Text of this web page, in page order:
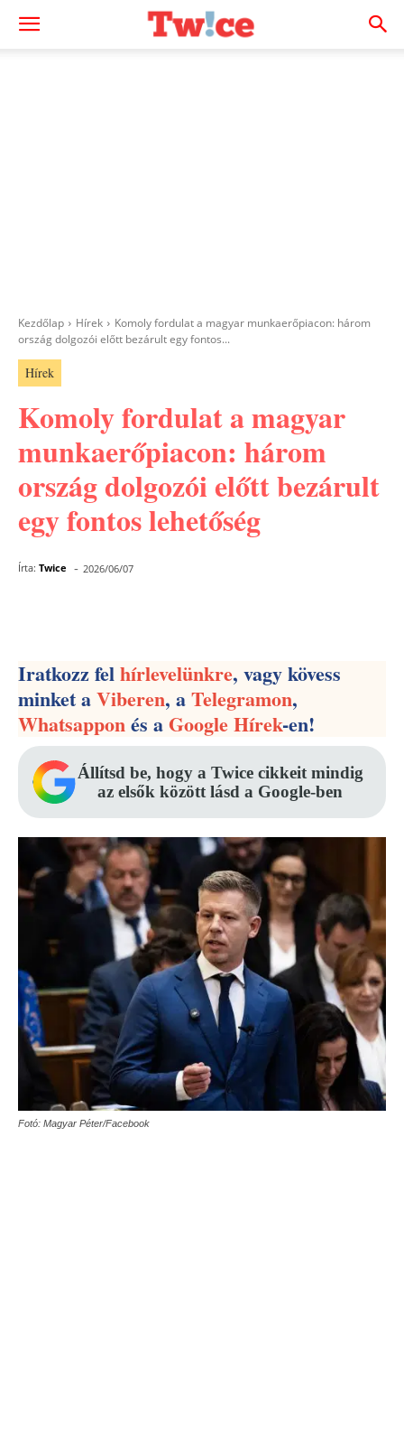
Kezdőlap Hírek
Komoly fordulat a magyar munkaerőpiacon: három
ország dolgozói előtt bezárult egy fontos...
Hírek
Komoly fordulat a magyar
munkaerőpiacon: három
ország dolgozói előtt bezárult
egy fontos lehetőség
Írta: Twice - 2026/06/07
Iratkozz felhírlevelünkre, vagy kövess
minket aViberen, aTelegramon,
Whatsapponés aGoogle Hírek-en!
Állítsd be, hogy a Twice cikkeit mindig
az elsők között lásd a Google-ben
Fotó: Magyar Péter/Facebook